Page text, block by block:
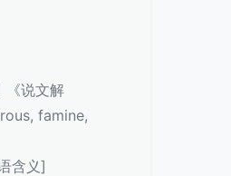
《说文解
famine,
含义]